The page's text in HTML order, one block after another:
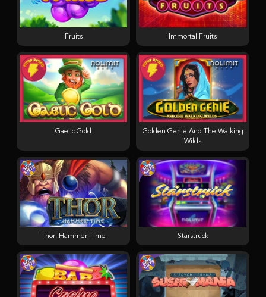
Starstruck
Golden Genie And The Walking
Wilds
Immortal Fruits
Fruits
Gaelic Gold
Thor: Hammer Time